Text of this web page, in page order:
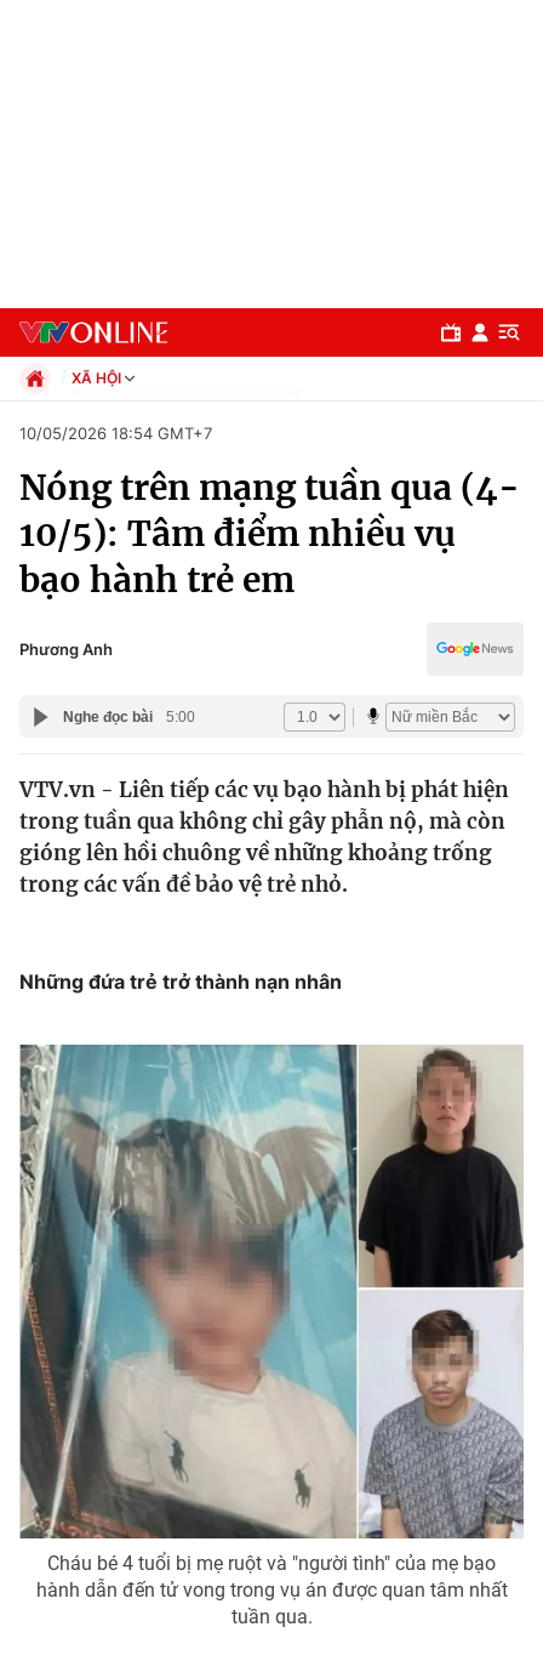
Chuyên mục
Chính trị
Thế giới
Tin tức
Câu chuyện quốc tế
Kinh tế
Thị trường
Góc doanh nghiệp
Dữ liệu và đời sống
Truyền hình
Phim VTV
Hậu trường
Nhân vật
Khán giả
Giải sao mai
Giải trí
Điện ảnh
Âm nhạc
Sao
Đời sống
Du lịch
Làm đẹp
Chất lượng cuộc sống
Giáo dục
Tuyển sinh
Học trực tuyến
Công nghệ
Hitech Công nghệ tương lai
Sản phẩm
Thị trường
Tư vấn
Giao lưu trực tuyến
Lịch phát sóng
Chuyên mục khác
Emagazine Podcast
XÃ HỘI
Xã hội
Pháp luật
Kinh tế
Thể thao
Truyền hình
Giáo dục
10/05/2026 18:54 GMT+7
Nóng trên mạng tuần qua (4-
10/5): Tâm điểm nhiều vụ
bạo hành trẻ em
Phương Anh
Nghe đọc bài 5:00
VTV.vn - Liên tiếp các vụ bạo hành bị phát hiện
trong tuần qua không chỉ gây phẫn nộ, mà còn
gióng lên hồi chuông về những khoảng trống
trong các vấn đề bảo vệ trẻ nhỏ.
Những đứa trẻ trở thành nạn nhân
Cháu bé 4 tuổi bị mẹ ruột và "người tình" của mẹ bạo
hành dẫn đến tử vong trong vụ án được quan tâm nhất
tuần qua.